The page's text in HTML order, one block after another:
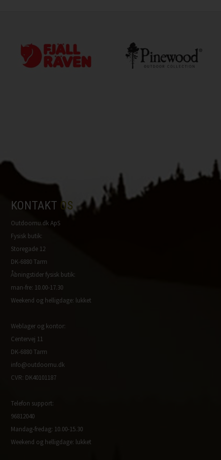
KONTAKT OS
Outdoornu.dk ApS
Fysisk butik:
Storegade 12
DK-6880 Tarm
Åbningstider fysisk butik:
man-fre: 10.00-17.30
Weekend og helligdage: lukket
Weblager og kontor:
Centervej 11
DK-6880 Tarm
info@outdoornu.dk
CVR: DK40101187
Telefon support:
96812040
Mandag-fredag: 10.00-15.30
Weekend og helligdage: lukket